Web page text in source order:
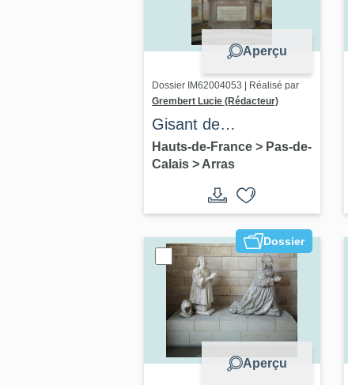
Aperçu
Dossier IM62004053 | Réalisé par
Grembert Lucie (Rédacteur)
Gisant de
Monseigneur de la
Tour d'Auvergne
Hauts-de-France > Pas-de-
Calais >Arras
Dossier
Aperçu